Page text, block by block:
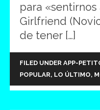
para
Girlfriend
de tener […]
FILED UNDER APP-
POPULAR, LO ÚLTIMO,